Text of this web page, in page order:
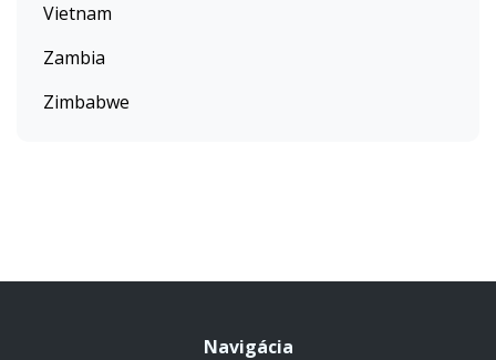
Vietnam
Zambia
Zimbabwe
Navigácia